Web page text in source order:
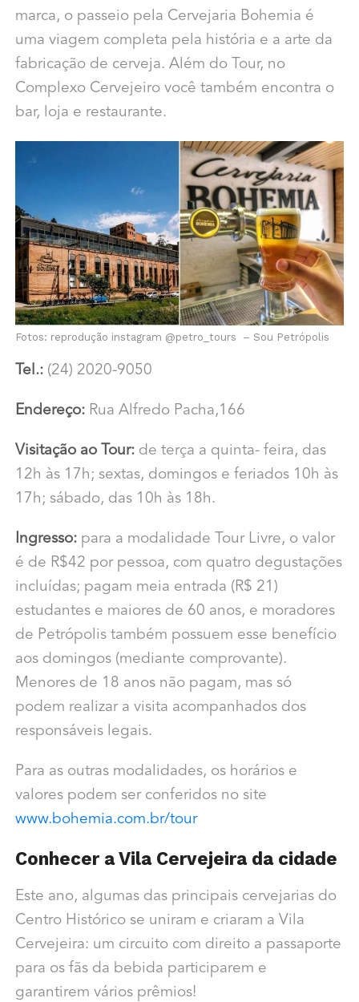
marca, o passeio pela Cervejaria Bohemia é
uma viagem completa pela história e a arte da
fabricação de cerveja. Além do Tour, no
Complexo Cervejeiro você também encontra o
bar, loja e restaurante.
Fotos: reprodução instagram @petro_tours – Sou Petrópolis
Tel.:(24) 2020-9050
Endereço:Rua Alfredo Pacha,166
Visitação ao Tour:de terça a quinta- feira, das
12h às 17h; sextas, domingos e feriados 10h às
17h; sábado, das 10h às 18h.
Ingresso:para a modalidade Tour Livre, o valor
é de R$42 por pessoa, com quatro degustações
incluídas; pagam meia entrada (R$ 21)
estudantes e maiores de 60 anos, e moradores
de Petrópolis também possuem esse benefício
aos domingos (mediante comprovante).
Menores de 18 anos não pagam, mas só
podem realizar a visita acompanhados dos
responsáveis legais.
Para as outras modalidades, os horários e
valores podem ser conferidos no site
www.bohemia.com.br/tour
Conhecer a Vila Cervejeira da cidade
Este ano, algumas das principais cervejarias do
Centro Histórico se uniram e criaram a Vila
Cervejeira: um circuito com direito a passaporte
para os fãs da bebida participarem e
garantirem vários prêmios!